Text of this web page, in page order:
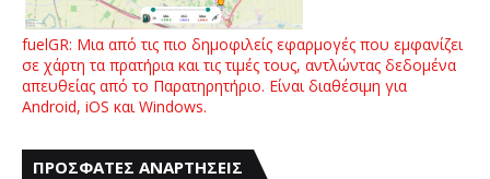
fuelGR: Μια από τις πιο δημοφιλείς εφαρμογές που εμφανίζει
σε χάρτη τα πρατήρια και τις τιμές τους, αντλώντας δεδομένα
απευθείας από το Παρατηρητήριο. Είναι διαθέσιμη για
Android, iOS και Windows.
ΠΡΟΣΦΑΤΕΣ ΑΝΑΡΤΗΣΕΙΣ